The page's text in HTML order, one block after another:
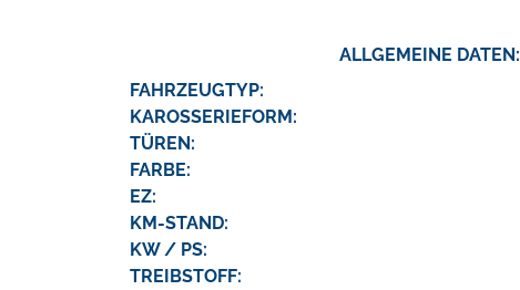
ALLGEMEINE DATEN:
FAHRZEUGTYP:
KAROSSERIEFORM:
TÜREN:
FARBE:
EZ:
KM-STAND:
KW / PS:
TREIBSTOFF: